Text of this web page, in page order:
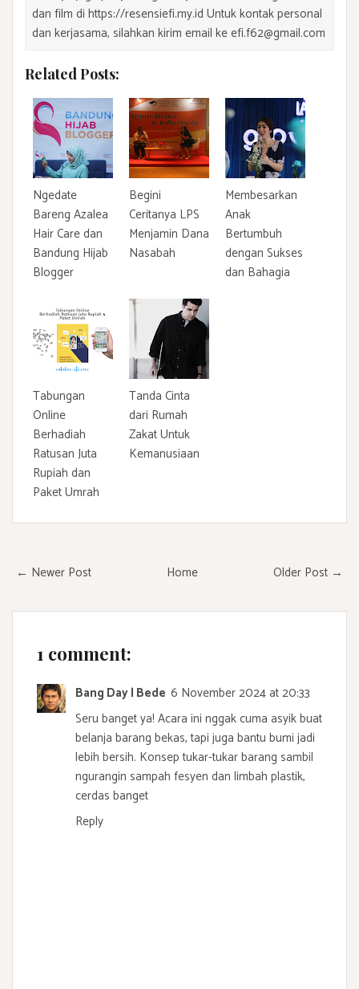
dan film di https://resensiefi.my.id Untuk kontak personal
dan kerjasama, silahkan kirim email ke efi.f62@gmail.com
Related Posts:
Ngedate
Bareng Azalea
Hair Care dan
Bandung Hijab
Blogger
Begini
Ceritanya LPS
Menjamin Dana
Nasabah
Membesarkan
Anak
Bertumbuh
dengan Sukses
dan Bahagia
Tabungan
Online
Berhadiah
Ratusan Juta
Rupiah dan
Paket Umrah
Tanda Cinta
dari Rumah
Zakat Untuk
Kemanusiaan
← Newer Post Older Post →
Home
1 comment:
Bang Day | Bede 6 November 2024 at 20:33
Seru banget ya! Acara ini nggak cuma asyik buat
belanja barang bekas, tapi juga bantu bumi jadi
lebih bersih. Konsep tukar-tukar barang sambil
ngurangin sampah fesyen dan limbah plastik,
cerdas banget
Reply